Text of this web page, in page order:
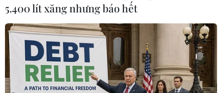
5.400 lít xăng nhưng báo hết